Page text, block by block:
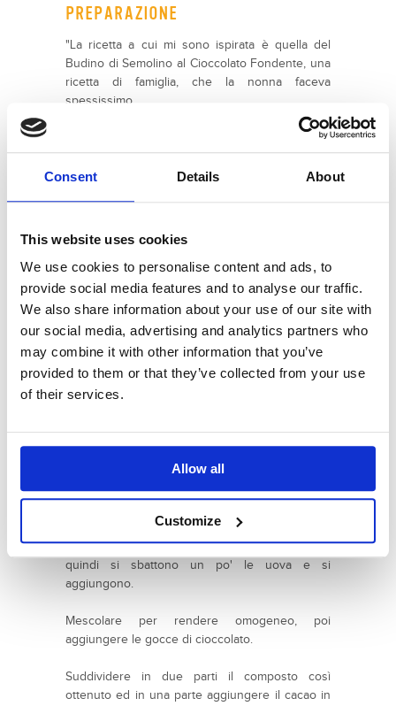
Consent Details About
This website uses cookies
We use cookies to personalise content and ads, to
provide social media features and to analyse our traffic.
We also share information about your use of our site with
our social media, advertising and analytics partners who
may combine it with other information that you’ve
provided to them or that they’ve collected from your use
of their services.
Allow all
Customize
PREPARAZIONE
"La ricetta a cui mi sono ispirata è quella del
Budino di Semolino al Cioccolato Fondente, una
ricetta di famiglia, che la nonna faceva
spessissimo.
Al posto del semolino ho sperimentato
l'amaranto e al posto del latte ho usato il latte di
soya. Direi che come accoppiata per questa
ricetta dolce, ci siamo!
acquistare, che marca ecc. io vi segnalo quello
(tutto bio!)."
Cuocere l'amaranto come si fa per il miglio o la
quinoa, ossia in una larga padella mettendo il
doppio del volume di liquido rispetto
all'amaranto.
Quindi avremo 1 bicchiere di amaranto per 2
aggiungendo via via lo zucchero.
Quando sarà cotto si fa riposare ed intiepidire,
quindi si sbattono un po' le uova e si
aggiungono.
Mescolare per rendere omogeneo, poi
aggiungere le gocce di cioccolato.
Suddividere in due parti il composto così
ottenuto ed in una parte aggiungere il cacao in